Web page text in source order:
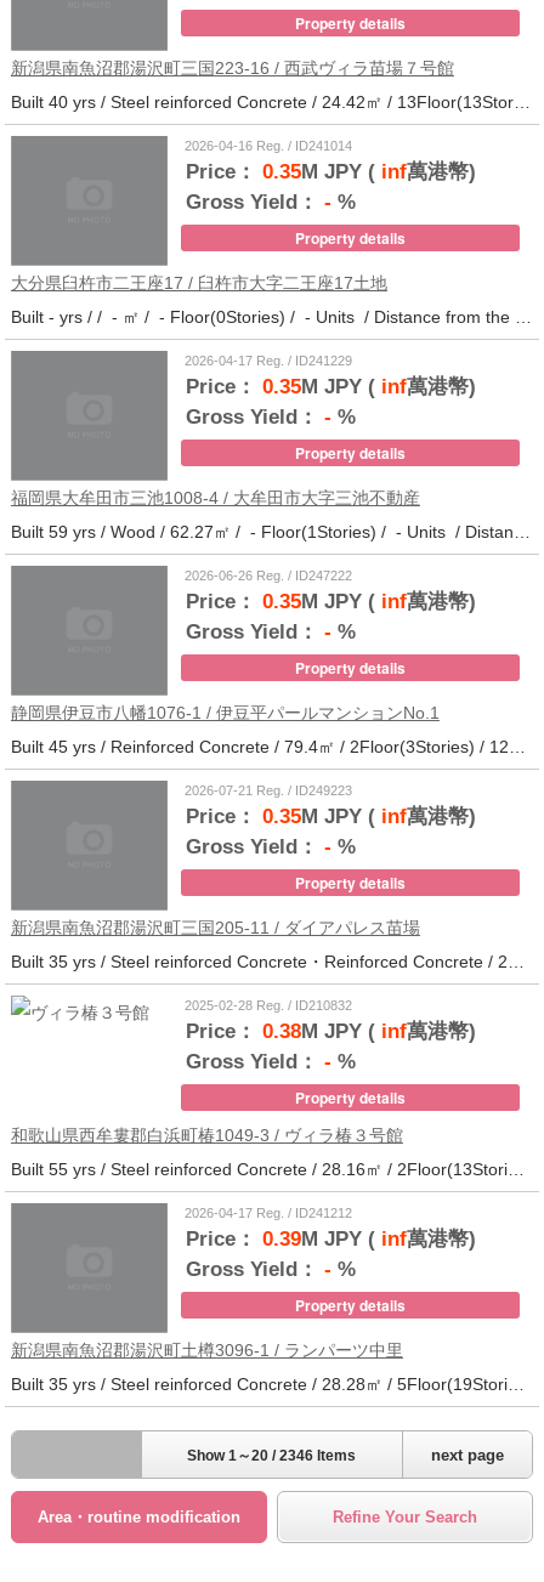
Property details
新潟県南魚沼郡湯沢町三国223-16 / 西武ヴィラ苗場７号館
Built 40 yrs / Steel reinforced Concrete / 24.42㎡ / 13Floor(13Stories) / 372Units / Distance from the station.
2026-04-16 Reg. / ID241014
Price： 0.35M JPY (inf萬港幣)
Gross Yield： - %
Property details
大分県臼杵市二王座17 / 臼杵市大字二王座17土地
2026-04-17 Reg. / ID241229
Price： 0.35M JPY (inf萬港幣)
Gross Yield： - %
Property details
福岡県大牟田市三池1008-4 / 大牟田市大字三池不動産
2026-06-26 Reg. / ID247222
Price： 0.35M JPY (inf萬港幣)
Gross Yield： - %
Property details
静岡県伊豆市八幡1076-1 / 伊豆平パールマンションNo.1
2026-07-21 Reg. / ID249223
Price： 0.35M JPY (inf萬港幣)
Gross Yield： - %
Property details
新潟県南魚沼郡湯沢町三国205-11 / ダイアパレス苗場
2025-02-28 Reg. / ID210832
Price： 0.38M JPY (inf萬港幣)
Gross Yield： - %
Property details
和歌山県西牟婁郡白浜町椿1049-3 / ヴィラ椿３号館
Built 55 yrs / Steel reinforced Concrete / 28.16㎡ / 2Floor(13Stories) / 73Units / Distance from the station.20
2026-04-17 Reg. / ID241212
Price： 0.39M JPY (inf萬港幣)
Gross Yield： - %
Property details
新潟県南魚沼郡湯沢町土樽3096-1 / ランパーツ中里
Built 35 yrs / Steel reinforced Concrete / 28.28㎡ / 5Floor(19Stories) / 309Units / Distance from the station.33
next page
Show 1～20 / 2346 Items
Area・routine modification Refine Your Search